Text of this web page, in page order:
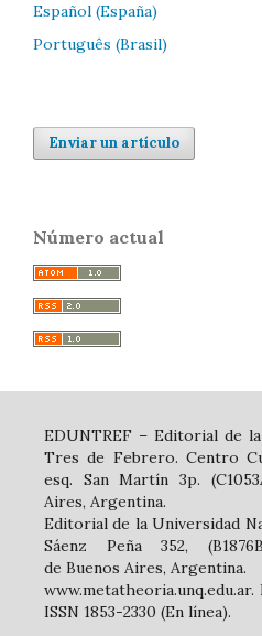
Español (España)
Português (Brasil)
Enviar un artículo
Número actual
EDUNTREF – Editorial de
Tres de Febrero. Centro
esq. San Martín 3p.
Aires, Argentina.
Editorial de la Universidad
Sáenz Peña 352,
de Buenos Aires, Argentina.
www.metatheoria.unq.edu.ar.
ISSN 1853-2330 (En línea).